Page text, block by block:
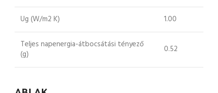
Ug (W/m2 K) 1.00
Teljes napenergia-átbocsátási tényező
(g)
0.52